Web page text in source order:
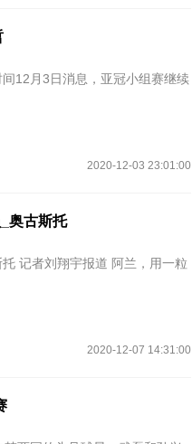
2020-12-03 23:01:00
奥古斯托
记者刘翔宇报道 阿兰，用一粒
2020-12-07 14:31:00